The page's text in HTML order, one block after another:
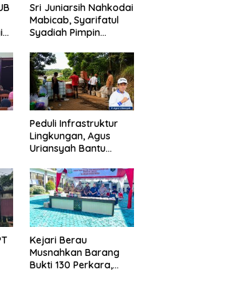
Sri Juniarsih Nahkodai
Mabicab, Syarifatul
Syadiah Pimpin
Berau 2026–2031
Peduli Infrastruktur
Lingkungan, Agus
Uriansyah Bantu
Jalan di Gang Angsa
Kejari Berau
Musnahkan Barang
Bukti 130 Perkara,